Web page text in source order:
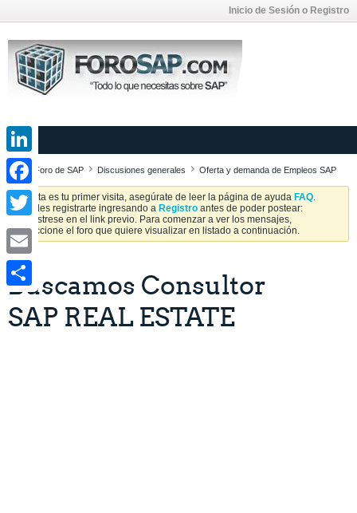
Inicio de Sesión o Registro
Foro de SAP Discusiones generales Oferta y demanda de Empleos SAP
Si esta es tu primer visita, asegúrate de leer la página de ayuda FAQ.
Puedes registrarte ingresando a Registro antes de poder postear:
Regístrese en el link previo. Para comenzar a ver los mensajes,
seleccione el foro que quiere visualizar en listado a continuación.
Buscamos Consultor
SAP REAL ESTATE
LinkedIn
Facebook
Twitter
Email